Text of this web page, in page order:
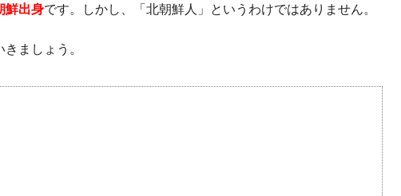
鮮出身です。しかし、「北朝鮮人」というわけではありません。
ましょう。